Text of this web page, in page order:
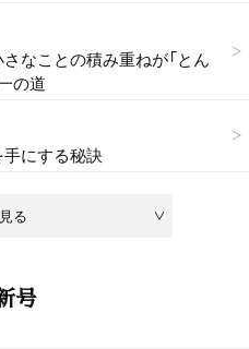
る
なことの積み重ねが「とん
の道
手にする秘訣
号